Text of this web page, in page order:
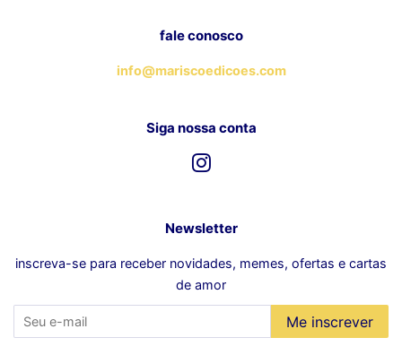
fale conosco
info@mariscoedicoes.com
Siga nossa conta
Newsletter
inscreva-se para receber novidades, memes, ofertas e cartas
de amor
Me inscrever